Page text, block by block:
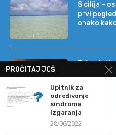
Sicilija –
prvi
onako
kako je
Od DIF-a
PROČITAJ JOŠ
Upitnik za
određivanje
sindroma
izgaranja
28/06/2022